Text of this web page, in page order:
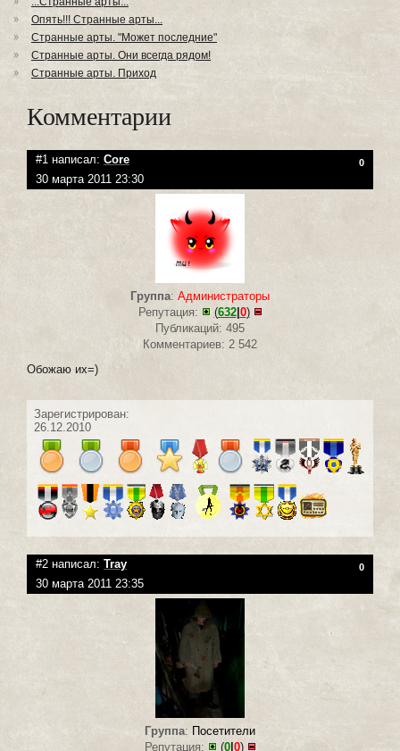
Опять!!! Странные арты...
Странные арты. "Может последние"
Странные арты. Они всегда рядом!
Странные арты. Приход
Комментарии
#1 написал: Core 0
30 марта 2011 23:30
Группа: Администраторы
Репутация:
(632| 0)
Публикаций: 495
Комментариев: 2 542
Обожаю их=)
Зарегистрирован:
26.12.2010
#2 написал: Tray 0
30 марта 2011 23:35
Группа: Посетители
Репутация:
(0| 0)